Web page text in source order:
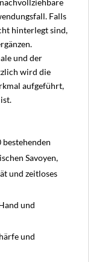
Falls
hinterlegt sind,
und der
wird die
aufgeführt,
Savoyen,
und zeitloses
und
und